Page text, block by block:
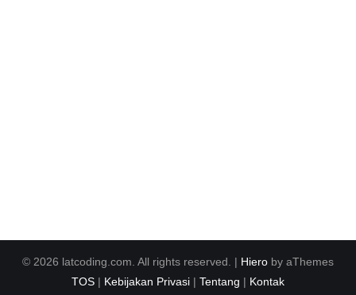
© 2026 latcoding.com. All rights reserved. | Hiero by aThemes
TOS | Kebijakan Privasi | Tentang | Kontak